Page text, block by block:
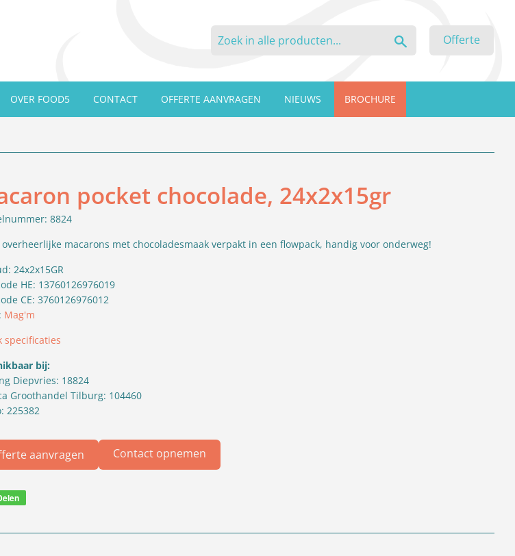
Offerte
OVER FOOD5 CONTACT OFFERTE AANVRAGEN NIEUWS BROCHURE
pocket chocolade, 24x2x15gr
8824
overheerlijke macarons met chocoladesmaak verpakt in een flowpack, handig voor onderweg!
24x2x15GR
HE: 13760126976019
CE: 3760126976012
Mag'm
specificaties
bij:
Diepvries: 18824
Groothandel Tilburg: 104460
225382
aanvragen Contact opnemen